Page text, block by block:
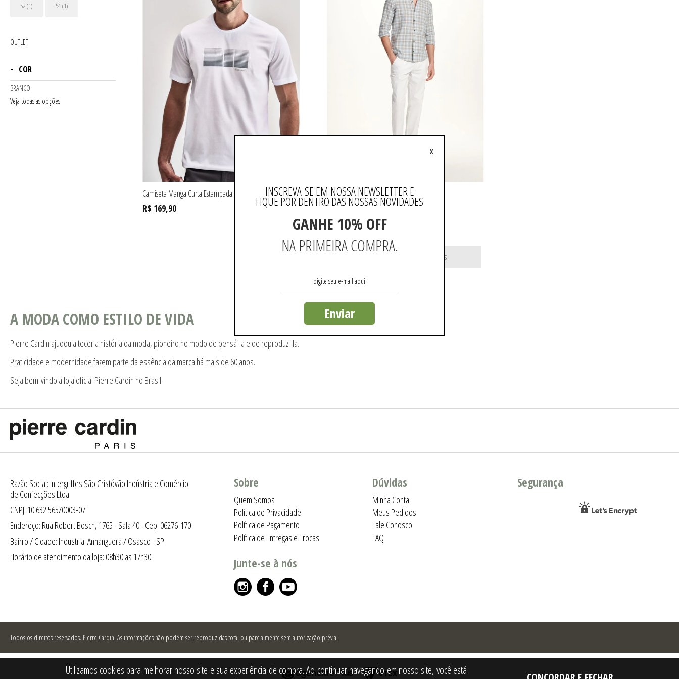
OUTLET
COR
BRANCO
Veja todas as opções
52 (1) 54 (1)
Camiseta Manga Curta Estampada
R$ 169,90
Calça Casual Chino
R$ 449,90 R$ 314,93
ou 3x de R$ 104,97 sem juros
Não existem mais resultados
Utilizamos cookies para melhorar nosso site e sua experiência de compra. Ao continuar navegando em nosso site, você está
A MODA COMO ESTILO DE VIDA
Pierre Cardin ajudou a tecer a história da moda, pioneiro no modo de pensá-la e de reproduzi-la.
Praticidade e modernidade fazem parte da essência da marca há mais de 60 anos.
Seja bem-vindo a loja oficial Pierre Cardin no Brasil.
Razão Social: Intergriffes São Cristóvão Indústria e Comércio
de Confecções Ltda
CNPJ: 10.632.565/0003-07
Endereço: Rua Robert Bosch, 1765 - Sala 40 - Cep: 06276-170
Bairro / Cidade: Industrial Anhanguera / Osasco - SP
Horário de atendimento da loja: 08h30 as 17h30
Sobre
Quem Somos
Política de Privacidade
Política de Pagamento
Política de Entregas e Trocas
Junte-se à nós
Dúvidas
Minha Conta
Meus Pedidos
Fale Conosco
FAQ
Segurança
Todos os direitos reservados. Pierre Cardin. As informações não podem ser reproduzidas total ou parcialmente sem autorização prévia.
INSCREVA-SE EM NOSSA NEWSLETTER E
FIQUE POR DENTRO DAS NOSSAS NOVIDADES
GANHE 10% OFF
NA PRIMEIRA COMPRA.
Enviar
X